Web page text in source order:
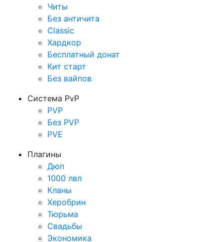
Читы
Без античита
Classic
Хардкор
Бесплатный донат
Кит старт
Без вайпов
Система PvP
PVP
Без PVP
PVE
Плагины
Дюп
1000 лвл
Кланы
Херобрин
Тюрьма
Свадьбы
Экономика